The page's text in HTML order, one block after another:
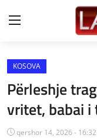
Shtëpi
LAJME MAQEDONI
SHQIPERI
KOSOVA
Përleshje
vritet, babai i
qershor 14, 2026 - 16:32